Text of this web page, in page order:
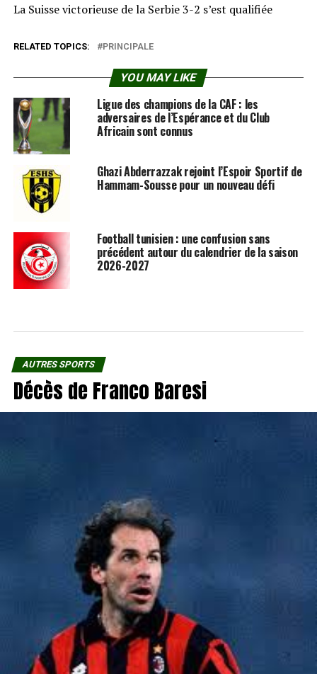
La Suisse victorieuse de la Serbie 3-2 s’est qualifiée
RELATED TOPICS: PRINCIPALE
YOU MAY LIKE
Ligue des champions de la CAF : les
adversaires de l’Espérance et du Club
Africain sont connus
Ghazi Abderrazzak rejoint l’Espoir Sportif de
Hammam-Sousse pour un nouveau défi
Football tunisien : une confusion sans
précédent autour du calendrier de la saison
2026-2027
AUTRES SPORTS
Décès de Franco Baresi